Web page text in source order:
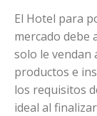
El Hotel para
mercado debe
solo le vendan
productos e
los requisitos
ideal al